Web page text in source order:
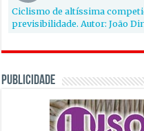
Ciclismo de altíssima
previsibilidade. Autor: João
PUBLICIDADE